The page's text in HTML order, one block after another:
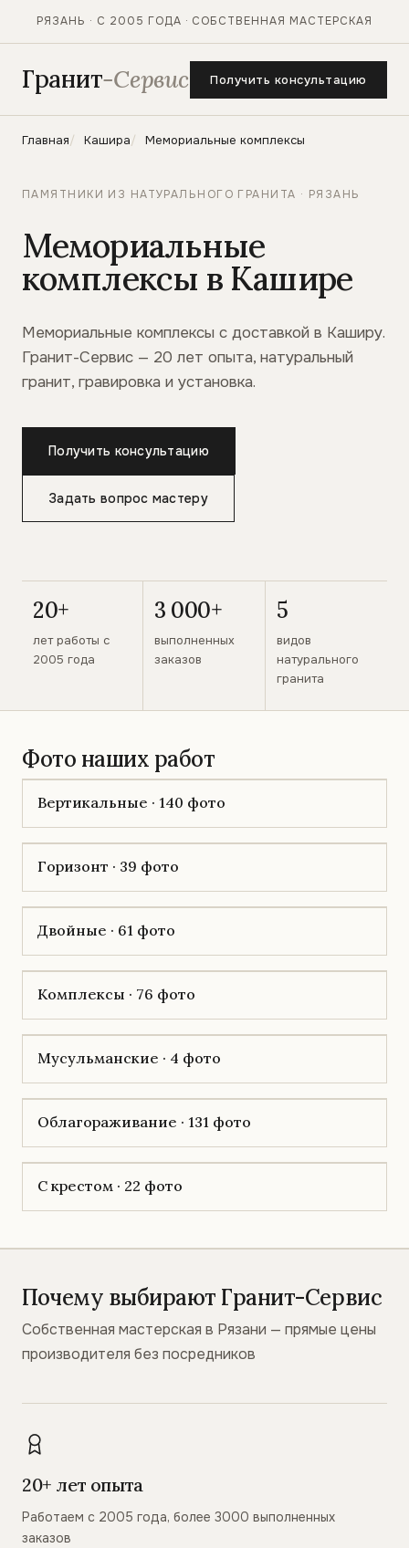
РЯЗАНЬ · С 2005 ГОДА · СОБСТВЕННАЯ МАСТЕРСКАЯ
Гранит-Сервис Получить консультацию
Главная Кашира Мемориальные комплексы
ПАМЯТНИКИ ИЗ НАТУРАЛЬНОГО ГРАНИТА · РЯЗАНЬ
Мемориальные
комплексы в Кашире
Мемориальные комплексы с доставкой в Каширу.
Гранит-Сервис — 20 лет опыта, натуральный
гранит, гравировка и установка.
Получить консультацию
Задать вопрос мастеру
20+
лет работы с
2005 года
3 000+
выполненных
заказов
5
видов
натурального
гранита
Фото наших работ
Вертикальные · 140 фото
Горизонт · 39 фото
Двойные · 61 фото
Комплексы · 76 фото
Мусульманские · 4 фото
Облагораживание · 131 фото
С крестом · 22 фото
Почему выбирают Гранит-Сервис
Собственная мастерская в Рязани — прямые цены
производителя без посредников
20+ лет опыта
Работаем с 2005 года, более 3000 выполненных
заказов